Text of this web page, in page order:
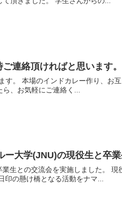
ご連絡頂ければと思います。
いた方々から
、お気軽にご連絡く...
ー大学(JNU)の現役生と卒
生は将来日本での活躍を夢見て、卒業生とも団欒して
、日印の懸け橋となる活動をナマ...